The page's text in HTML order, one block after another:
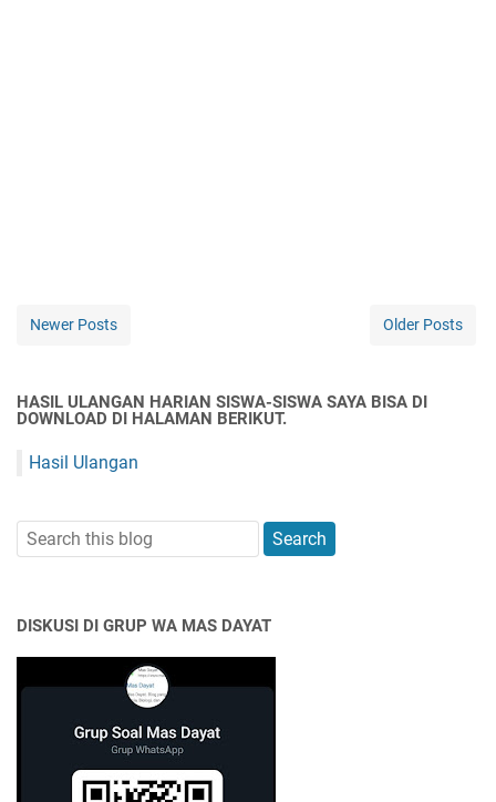
Newer Posts Older Posts
HASIL ULANGAN HARIAN SISWA-SISWA SAYA BISA DI
DOWNLOAD DI HALAMAN BERIKUT.
Hasil Ulangan
DISKUSI DI GRUP WA MAS DAYAT